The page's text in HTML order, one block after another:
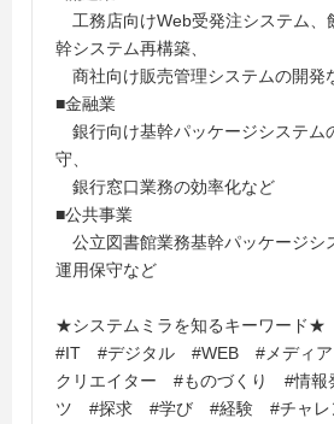
工務店向けWeb受発注システム、
幹システム再構築、
商社向け販売管理システムの開発
■金融業
銀行向け基幹パッケージシステム
守、
銀行窓口業務の効率化など
■公共事業
公立図書館業務基幹パッケージシ
運用保守など
★システムミラを知るキーワード★
#IT #デジタル #WEB #メディ
クリエイター #ものづくり #情報
ツ #探求 #学び #経験 #チャレ